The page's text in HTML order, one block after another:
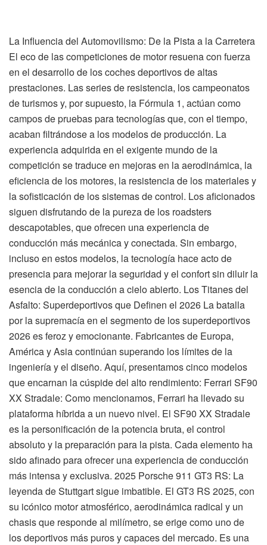
La Influencia del Automovilismo: De la Pista a la Carretera
El eco de las competiciones de motor resuena con fuerza
en el desarrollo de los coches deportivos de altas
prestaciones. Las series de resistencia, los campeonatos
de turismos y, por supuesto, la Fórmula 1, actúan como
campos de pruebas para tecnologías que, con el tiempo,
acaban filtrándose a los modelos de producción. La
experiencia adquirida en el exigente mundo de la
competición se traduce en mejoras en la aerodinámica, la
eficiencia de los motores, la resistencia de los materiales y
la sofisticación de los sistemas de control. Los aficionados
siguen disfrutando de la pureza de los roadsters
descapotables, que ofrecen una experiencia de
conducción más mecánica y conectada. Sin embargo,
incluso en estos modelos, la tecnología hace acto de
presencia para mejorar la seguridad y el confort sin diluir la
esencia de la conducción a cielo abierto. Los Titanes del
Asfalto: Superdeportivos que Definen el 2026 La batalla
por la supremacía en el segmento de los superdeportivos
2026 es feroz y emocionante. Fabricantes de Europa,
América y Asia continúan superando los límites de la
ingeniería y el diseño. Aquí, presentamos cinco modelos
que encarnan la cúspide del alto rendimiento: Ferrari SF90
XX Stradale: Como mencionamos, Ferrari ha llevado su
plataforma híbrida a un nuevo nivel. El SF90 XX Stradale
es la personificación de la potencia bruta, el control
absoluto y la preparación para la pista. Cada elemento ha
sido afinado para ofrecer una experiencia de conducción
más intensa y exclusiva. 2025 Porsche 911 GT3 RS: La
leyenda de Stuttgart sigue imbatible. El GT3 RS 2025, con
su icónico motor atmosférico, aerodinámica radical y un
chasis que responde al milímetro, se erige como uno de
los deportivos más puros y capaces del mercado. Es una